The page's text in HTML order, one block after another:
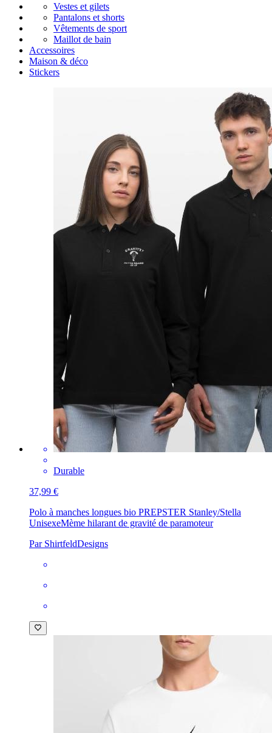
Vestes et gilets
Pantalons et shorts
Vêtements de sport
Maillot de bain
Accessoires
Maison & déco
Stickers
Durable
37,99 €
Polo à manches longues bio PREPSTER Stanley/Stella
UnisexeMème hilarant de gravité de paramoteur
Par ShirtfeldDesigns